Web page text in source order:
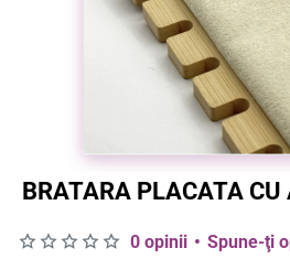
BRATARA PLACATA CU
0 opinii • Spune-ţi